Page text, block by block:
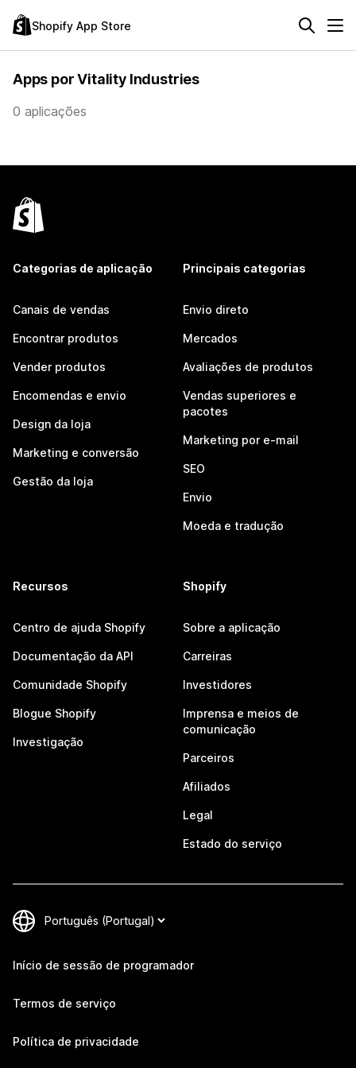
Shopify App Store
Apps por Vitality Industries
0 aplicações
Categorias de aplicação
Canais de vendas
Encontrar produtos
Vender produtos
Encomendas e envio
Design da loja
Marketing e conversão
Gestão da loja
Principais categorias
Envio direto
Mercados
Avaliações de produtos
Vendas superiores e
pacotes
Marketing por e-mail
SEO
Envio
Moeda e tradução
Recursos
Centro de ajuda Shopify
Documentação da API
Comunidade Shopify
Blogue Shopify
Investigação
Shopify
Sobre a aplicação
Carreiras
Investidores
Imprensa e meios de
comunicação
Parceiros
Afiliados
Legal
Estado do serviço
Início de sessão de programador
Termos de serviço
Política de privacidade